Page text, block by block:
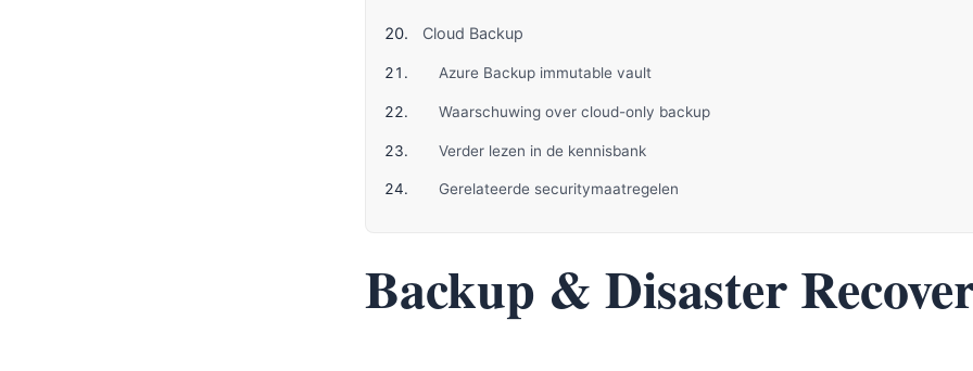
Cloud Backup
Azure Backup immutable vault
Waarschuwing over cloud-only backup
Verder lezen in de kennisbank
Gerelateerde securitymaatregelen
Backup & Disaster